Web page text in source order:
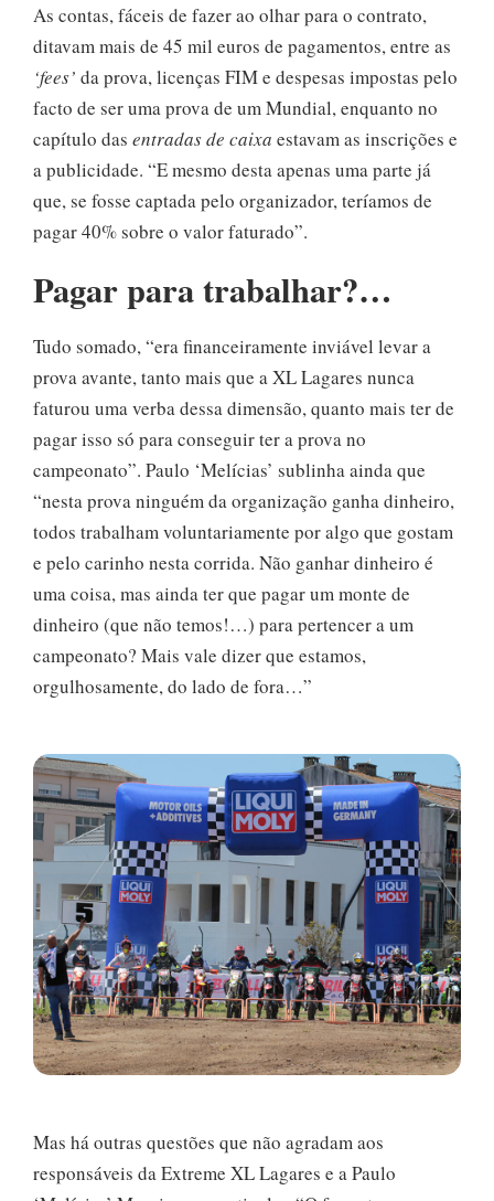
As contas, fáceis de fazer ao olhar para o contrato,
ditavam mais de 45 mil euros de pagamentos, entre as
‘fees’ da prova, licenças FIM e despesas impostas pelo
facto de ser uma prova de um Mundial, enquanto no
capítulo das entradas de caixa estavam as inscrições e
a publicidade. “E mesmo desta apenas uma parte já
que, se fosse captada pelo organizador, teríamos de
pagar 40% sobre o valor faturado”.
Pagar para trabalhar?…
Tudo somado, “era financeiramente inviável levar a
prova avante, tanto mais que a XL Lagares nunca
faturou uma verba dessa dimensão, quanto mais ter de
pagar isso só para conseguir ter a prova no
campeonato”. Paulo ‘Melícias’ sublinha ainda que
“nesta prova ninguém da organização ganha dinheiro,
todos trabalham voluntariamente por algo que gostam
e pelo carinho nesta corrida. Não ganhar dinheiro é
uma coisa, mas ainda ter que pagar um monte de
dinheiro (que não temos!…) para pertencer a um
campeonato? Mais vale dizer que estamos,
orgulhosamente, do lado de fora…”
Mas há outras questões que não agradam aos
responsáveis da Extreme XL Lagares e a Paulo